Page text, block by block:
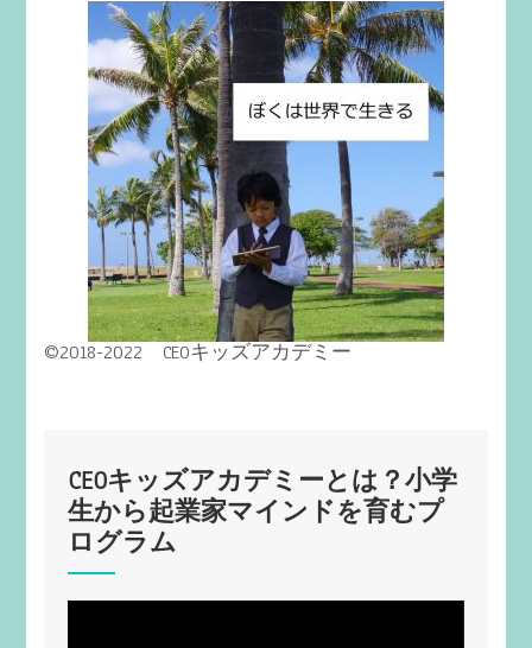
©2018-2022 CEOキッズアカデミー
CEOキッズアカデミーとは？小学
生から起業家マインドを育むプ
ログラム